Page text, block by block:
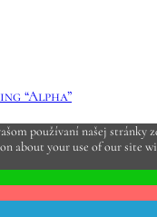
“Alpha”
používaní našej
about your use of our site